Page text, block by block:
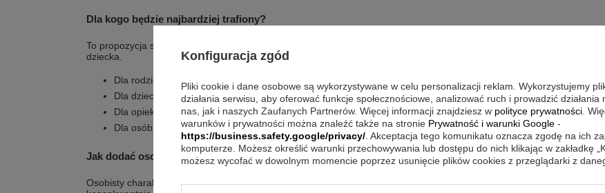
Dla kogo będzie najbardziej trafiony?
To propozycja stworzona z myślą o codziennych potrzebach związanych z posiłkami
dziecka.
Dla rodziców, którzy chcą mieć kubek i miseczkę dla dzieci w jednym zestawie
Dla dzieci, które korzystają z własnego kompletu podczas posiłków
Dla opiekunów kompletujących podstawowe akcesoria do jedzenia dla dzieci
Dla osób, które cenią prosty porządek na stole
Jak dodać osobisty akcent kompletem Twinkle blue?
Osobisty charakter nie musi oznaczać dodatkowych ozdób – często wystarczy
Konfiguracja zgód
Pliki cookie i dane osobowe są wykorzystywane w celu personalizacji reklam. Wykorzystujemy
działania serwisu, aby oferować funkcje społecznościowe, analizować ruch i prowadzić
nas, jak i naszych Zaufanych Partnerów. Więcej informacji znajdziesz w polityce prywatności .
warunków i prywatności można znaleźć także na stronie Prywatność i warunki Google -
https://business.safety.google/privacy/ . Akceptacja tego komunikatu oznacza zgodę na ich
komputerze. Możesz określić warunki przechowywania lub dostępu do nich klikając w zakładkę
możesz wycofać w dowolnym momencie poprzez usunięcie plików cookies z przeglądarki z